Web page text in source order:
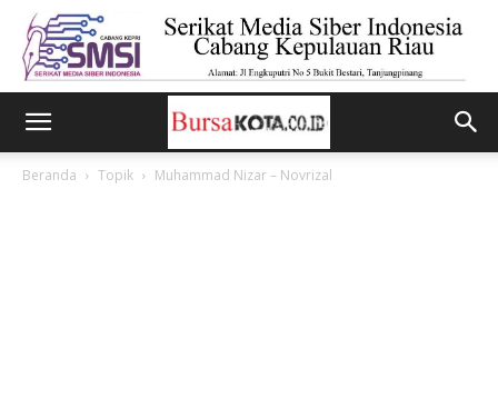
Beranda Topik Muhammad Nizar – Novrizal